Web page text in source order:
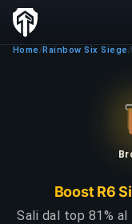
Home /Rainbow Six Siege /
Boost R6
Sali dal top 81%